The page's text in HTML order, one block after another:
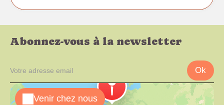
Abonnez-vous à la newsletter
Ok
Venir chez nous